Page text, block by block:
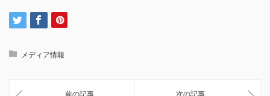
メディア情報
前の記事 次の記事